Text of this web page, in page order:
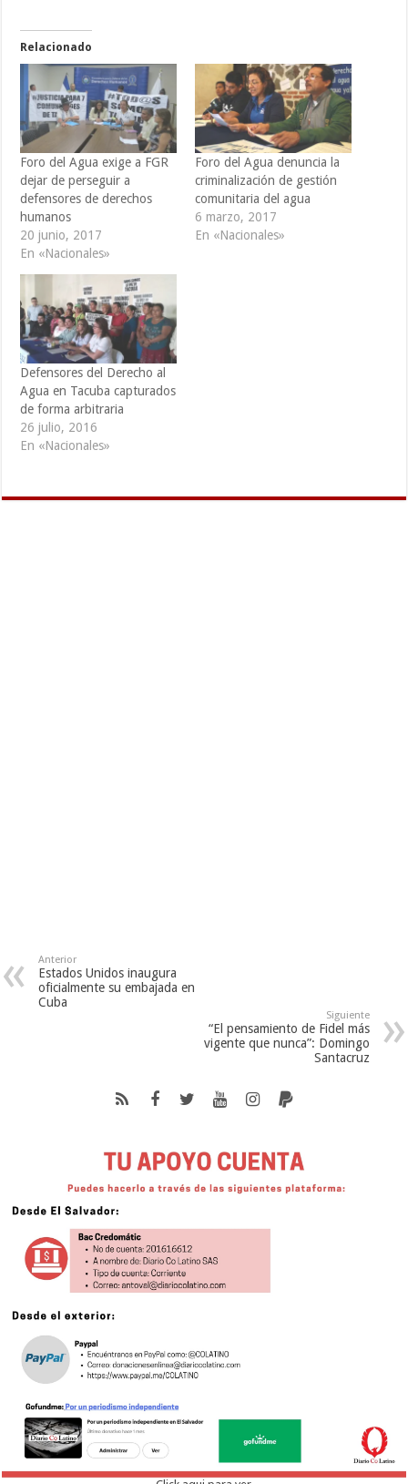
Relacionado
Foro del Agua exige a FGR
dejar de perseguir a
defensores de derechos
humanos
20 junio, 2017
En «Nacionales»
Foro del Agua denuncia la
criminalización de gestión
comunitaria del agua
6 marzo, 2017
En «Nacionales»
Defensores del Derecho al
Agua en Tacuba capturados
de forma arbitraria
26 julio, 2016
En «Nacionales»
Anterior
Estados Unidos inaugura
oficialmente su embajada en
Cuba
Siguiente
“El pensamiento de Fidel más
vigente que nunca”: Domingo
Santacruz